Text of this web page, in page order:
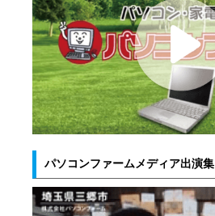
パソコンファームメディア出演集